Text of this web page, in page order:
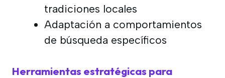
tradiciones locales
Adaptación a comportamientos
de búsqueda específicos
Herramientas estratégicas para